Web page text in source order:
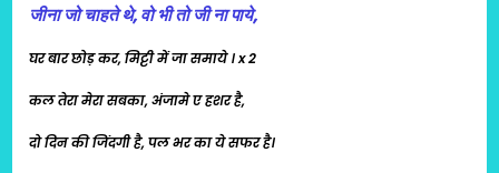
जीना जो चाहते थे, वो भी तो जी ना पाये,
घर बार छोड़ कर, मिट्टी में जा समाये । x 2
कल तेरा मेरा सबका, अंजामे ए हशर है,
दो दिन की जिंदगी है, पल भर का ये सफर है।